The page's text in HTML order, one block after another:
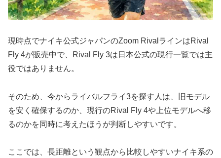
現時点でナイキ公式ジャパンのZoom RivalラインはRival
Fly 4が販売中で、Rival Fly 3は日本公式の現行一覧では主
役ではありません。
そのため、今からライバルフライ3を探す人は、旧モデル
を安く確保するのか、現行のRival Fly 4や上位モデルへ移
るのかを同時に考えたほうが判断しやすいです。
ここでは、長距離という観点から比較しやすいナイキ系の